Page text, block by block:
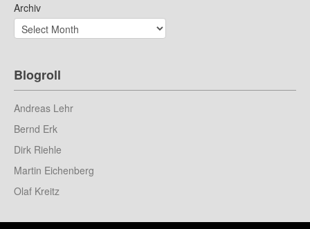
Archiv
Blogroll
Andreas Lehr
Bernd Erk
Dirk Riehle
Martin Eichenberg
Olaf Kreitz